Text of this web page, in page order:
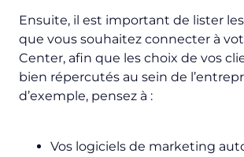
Ensuite, il est important de lister
que vous souhaitez connecter à
Center, afin que les choix de vos
bien répercutés au sein de
d’exemple, pensez à :
Vos logiciels de marketing